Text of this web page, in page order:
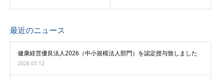
最近のニュース
健康経営優良法人2026（中小規模法人部門）を認定授与致しました
2026.03.12